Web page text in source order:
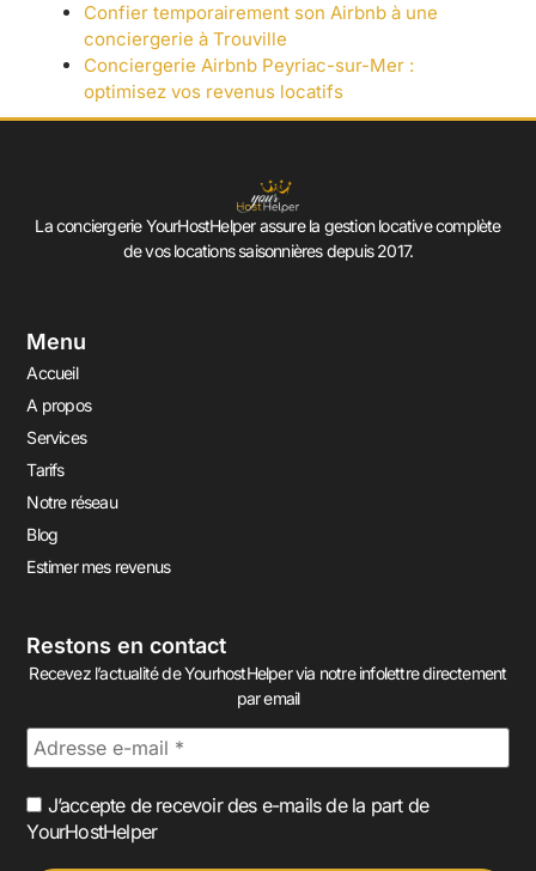
Confier temporairement son Airbnb à une
conciergerie à Trouville
Conciergerie Airbnb Peyriac-sur-Mer :
optimisez vos revenus locatifs
La conciergerie YourHostHelper assure la gestion locative complète
de vos locations saisonnières depuis 2017.
Menu
Accueil
A propos
Services
Tarifs
Notre réseau
Blog
Estimer mes revenus
Restons en contact
Recevez l’actualité de YourhostHelper via notre infolettre directement
par email
J’accepte de recevoir des e-mails de la part de
YourHostHelper